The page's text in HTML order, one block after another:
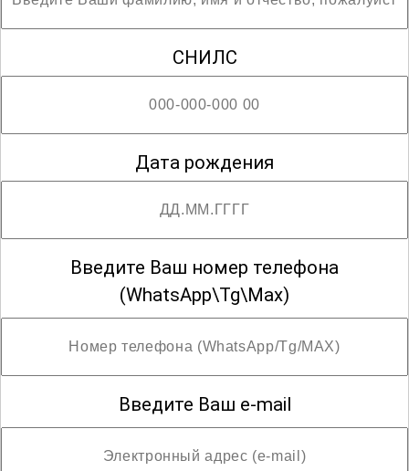
СНИЛС
Дата рождения
Введите Ваш номер телефона
(WhatsApp\Tg\Max)
Введите Ваш e-mail